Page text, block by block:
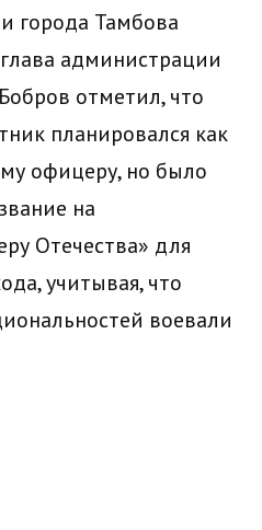
города Тамбова
администрации
отметил, что
планировался как
офицеру, но было
на
Отечества» для
учитывая, что
воевали